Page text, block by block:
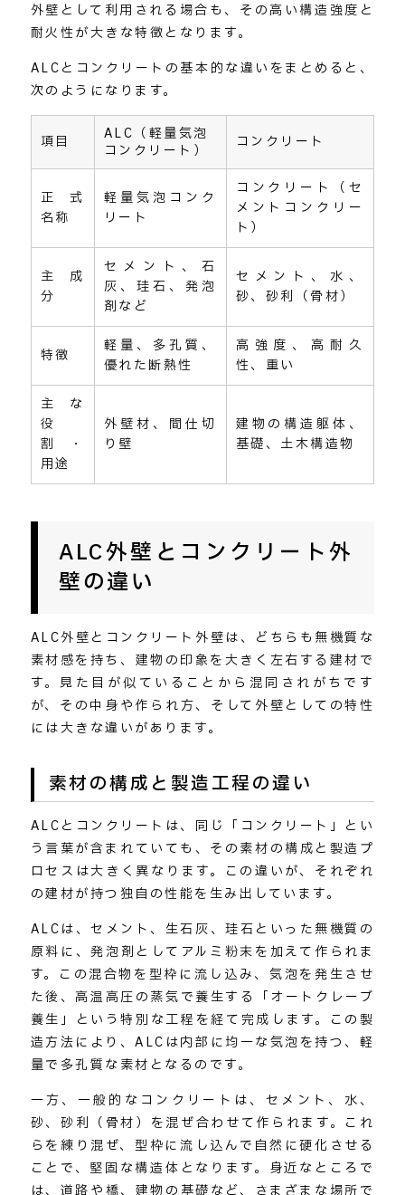
外壁として利用される場合も、その高い構造強度と
耐火性が大きな特徴となります。
ALCとコンクリートの基本的な違いをまとめると、
次のようになります。
項目
ALC（軽量気泡
コンクリート）
コンクリート
正式
名称
軽量気泡コンク
リート
コンクリート（セ
メントコンクリー
ト）
主成
分
セメント、石
灰、珪石、発泡
剤など
セメント、水、
砂、砂利（骨材）
特徴
軽量、多孔質、
優れた断熱性
高強度、高耐久
性、重い
主な
役
割・
用途
外壁材、間仕切
り壁
建物の構造躯体、
基礎、土木構造物
ALC外壁とコンクリート外
壁の違い
ALC外壁とコンクリート外壁は、どちらも無機質な
素材感を持ち、建物の印象を大きく左右する建材で
す。見た目が似ていることから混同されがちです
が、その中身や作られ方、そして外壁としての特性
には大きな違いがあります。
素材の構成と製造工程の違い
ALCとコンクリートは、同じ「コンクリート」とい
う言葉が含まれていても、その素材の構成と製造プ
ロセスは大きく異なります。この違いが、それぞれ
の建材が持つ独自の性能を生み出しています。
ALCは、セメント、生石灰、珪石といった無機質の
原料に、発泡剤としてアルミ粉末を加えて作られま
す。この混合物を型枠に流し込み、気泡を発生させ
た後、高温高圧の蒸気で養生する「オートクレーブ
養生」という特別な工程を経て完成します。この製
造方法により、ALCは内部に均一な気泡を持つ、軽
量で多孔質な素材となるのです。
一方、一般的なコンクリートは、セメント、水、
砂、砂利（骨材）を混ぜ合わせて作られます。これ
らを練り混ぜ、型枠に流し込んで自然に硬化させる
ことで、堅固な構造体となります。身近なところで
は、道路や橋、建物の基礎など、さまざまな場所で